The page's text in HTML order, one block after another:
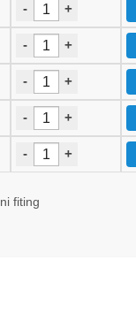
- +
- +
- +
- +
- +
fiting